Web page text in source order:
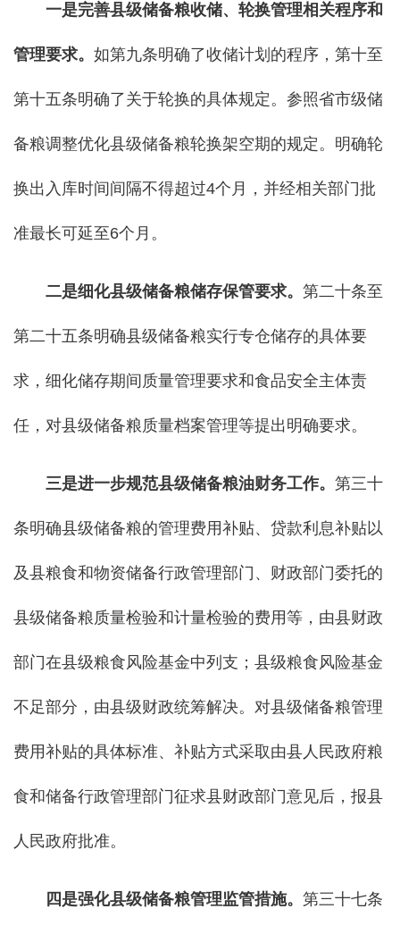
一是完善县级储备粮收储、轮换管理相关程序和
管理要求。 如第九条明确了收储计划的程序，第十至
第十五条明确了关于轮换的具体规定。参照省市级储
备粮调整优化县级储备粮轮换架空期的规定。明确轮
换出入库时间间隔不得超过4个月，并经相关部门批
准最长可延至6个月。
二是细化县级储备粮储存保管要求。 第二十条至
第二十五条明确县级储备粮实行专仓储存的具体要
求，细化储存期间质量管理要求和食品安全主体责
任，对县级储备粮质量档案管理等提出明确要求。
三是进一步规范县级储备粮油财务工作。 第三十
条明确县级储备粮的管理费用补贴、贷款利息补贴以
及县粮食和物资储备行政管理部门、财政部门委托的
县级储备粮质量检验和计量检验的费用等，由县财政
部门在县级粮食风险基金中列支；县级粮食风险基金
不足部分，由县级财政统筹解决。对县级储备粮管理
费用补贴的具体标准、补贴方式采取由县人民政府粮
食和储备行政管理部门征求县财政部门意见后，报县
人民政府批准。
四是强化县级储备粮管理监管措施。 第三十七条